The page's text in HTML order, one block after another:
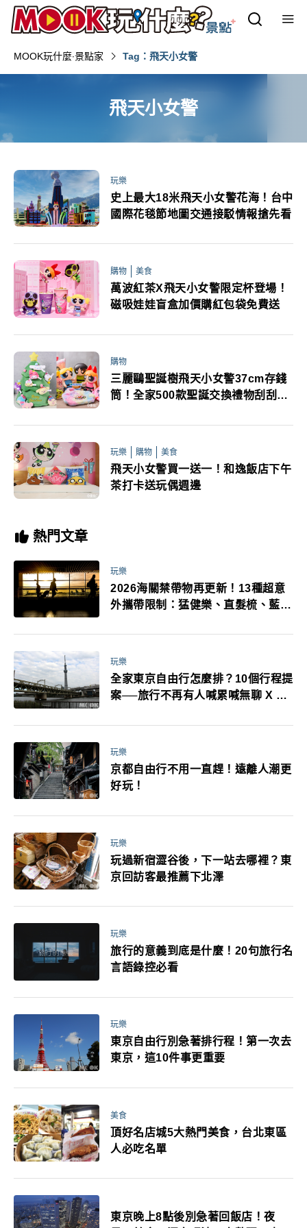
MOOK玩什麼‧景點家 Tag：飛天小女警
飛天小女警
玩樂
史上最大18米飛天小女警花海！台中
國際花毯節地圖交通接駁情報搶先看
購物 美食
萬波紅茶X飛天小女警限定杯登場！
磁吸娃娃盲盒加價購紅包袋免費送
購物
三麗鷗聖誕樹飛天小女警37cm存錢
筒！全家500款聖誕交換禮物刮刮樂
玩樂 購物 美食
飛天小女警買一送一！和逸飯店下午
茶打卡送玩偶週邊
熱門文章
玩樂
2026海關禁帶物再更新！13種超意
外攜帶限制：猛健樂、直髮梳、藍牙
萬！注意事項一次看！
玩樂
全家東京自由行怎麼排？10個行程提
案──旅行不再有人喊累喊無聊 X 爸
玩樂
京都自由行不用一直趕！遠離人潮更
好玩！
玩樂
玩過新宿澀谷後，下一站去哪裡？東
京回訪客最推薦下北澤
玩樂
旅行的意義到底是什麼！20句旅行名
言語錄控必看
玩樂
東京自由行別急著排行程！第一次去
東京，這10件事更重要
美食
頂好名店城5大熱門美食，台北東區
人必吃名單
東京晚上8點後別急著回飯店！夜